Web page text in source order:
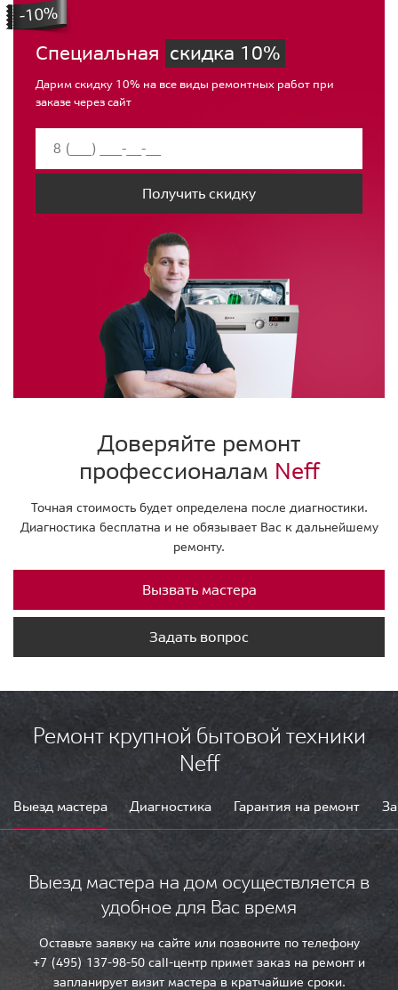
Специальная скидка 10%
Дарим скидку 10% на все виды ремонтных работ при
заказе через сайт
Получить скидку
Доверяйте ремонт
профессионалам Neff
Точная стоимость будет определена после диагностики.
Диагностика бесплатна и не обязывает Вас к дальнейшему
ремонту.
Вызвать мастера
Задать вопрос
Ремонт крупной бытовой техники
Neff
Выезд мастера Диагностика Гарантия на ремонт
Выезд мастера на дом осуществляется в
удобное для Вас время
Оставьте заявку на сайте или позвоните по телефону
+7 (495) 137-98-50 call-центр примет заказ на ремонт и
запланирует визит мастера в кратчайшие сроки.